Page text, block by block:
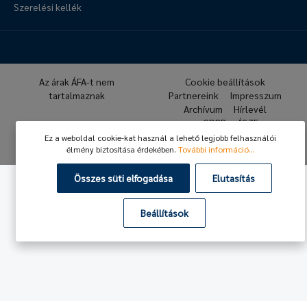
Szerelési kellék
© 2026 Hafner Pneumatika
Az árak ÁFA-t nem
tartalmaznak
Cookie beállítások
Partnereink
Impresszum
Archívum
Hírlevél
GDPR
ÁSZF
Ez a weboldal cookie-kat használ a lehető legjobb felhasználói
élmény biztosítása érdekében. További információ...
Összes süti elfogadása Elutasítás
Beállítások